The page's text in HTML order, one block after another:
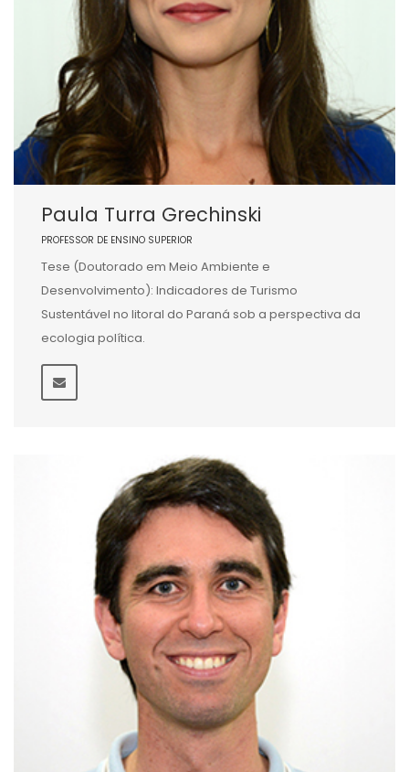
Paula Turra Grechinski
PROFESSOR DE ENSINO SUPERIOR
Tese (Doutorado em Meio Ambiente e
Desenvolvimento): Indicadores de Turismo
Sustentável no litoral do Paraná sob a perspectiva da
ecologia política.